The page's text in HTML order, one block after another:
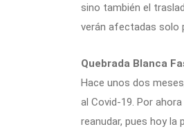
sino también el
verán afectadas solo
Quebrada Blanca
Hace unos dos
al Covid-19. Por
reanudar, pues hoy